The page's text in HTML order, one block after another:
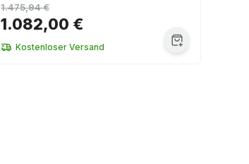
1.082,00 €
1.475,94 €
Kostenloser Versand